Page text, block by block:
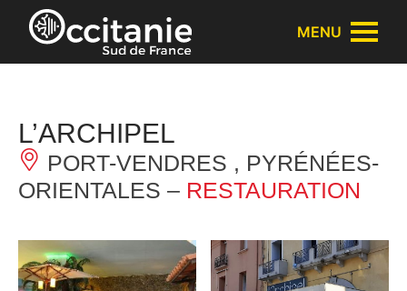
Cookies management panel
MENU
L’ARCHIPEL
PORT-VENDRES , PYRÉNÉES-
ORIENTALES – RESTAURATION